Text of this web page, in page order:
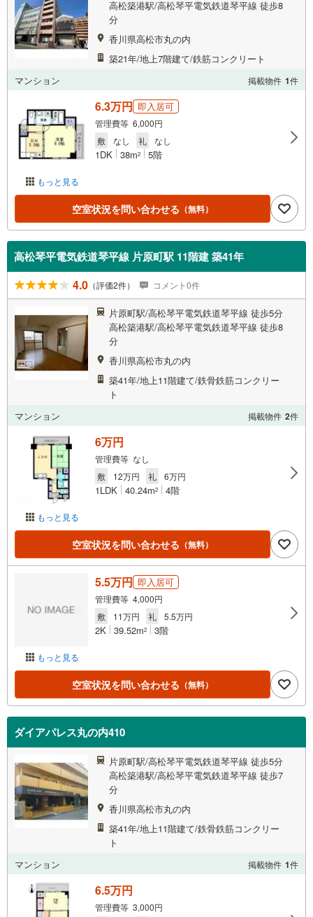
高松築港駅/高松琴平電気鉄道琴平線 徒歩8
分
香川県高松市丸の内
築21年/地上7階建て/鉄筋コンクリート
マンション
掲載物件 1件
もっと見る
6.3万円 即入居可
管理費等 6,000円
敷
なし 礼 なし
1DK 38m2 5階
空室状況を問い合わせる （無料）
高松琴平電気鉄道琴平線 片原町駅 11階建 築41年
4.0 （評価2件） コメント0件
片原町駅/高松琴平電気鉄道琴平線 徒歩5分
高松築港駅/高松琴平電気鉄道琴平線 徒歩8
分
香川県高松市丸の内
築41年/地上11階建て/鉄骨鉄筋コンクリー
ト
マンション
掲載物件 2件
もっと見る
6万円
管理費等 なし
敷
12万円 礼 6万円
1LDK 40.24m2 4階
空室状況を問い合わせる （無料）
もっと見る
5.5万円 即入居可
管理費等 4,000円
敷
11万円 礼 5.5万円
2K 39.52m2 3階
空室状況を問い合わせる （無料）
ダイアパレス丸の内410
片原町駅/高松琴平電気鉄道琴平線 徒歩5分
高松築港駅/高松琴平電気鉄道琴平線 徒歩7
分
香川県高松市丸の内
築41年/地上11階建て/鉄骨鉄筋コンクリー
ト
マンション
掲載物件 1件
6.5万円
管理費等 3,000円